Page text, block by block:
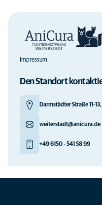
Impressum
Den Standort
Darmstädter Straße 11-
weiterstadt@anicura.de
+49 6150 - 541 58 99